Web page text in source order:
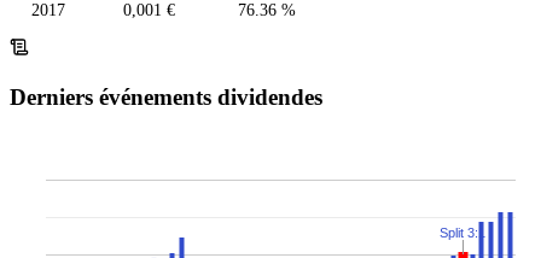
2017 0,001 € 76.36 %
Derniers événements dividendes
Split 3:1